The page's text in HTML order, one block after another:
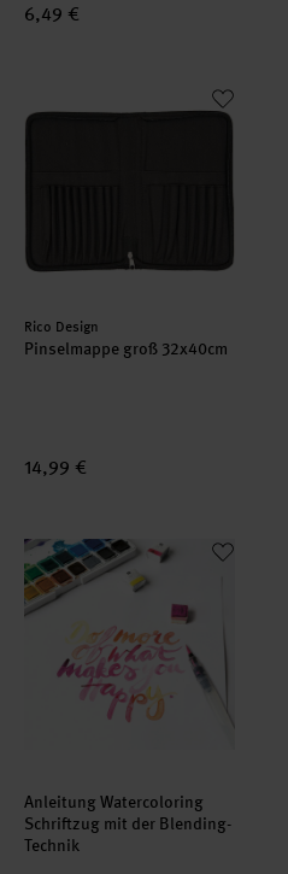
6,49 €
Pinselmappe groß 32x40cm
Hersteller:
Rico Design
Pinselmappe groß 32x40cm
14,99 €
Anleitung Watercoloring
Anleitung Watercoloring
Schriftzug mit der Blending-
Technik